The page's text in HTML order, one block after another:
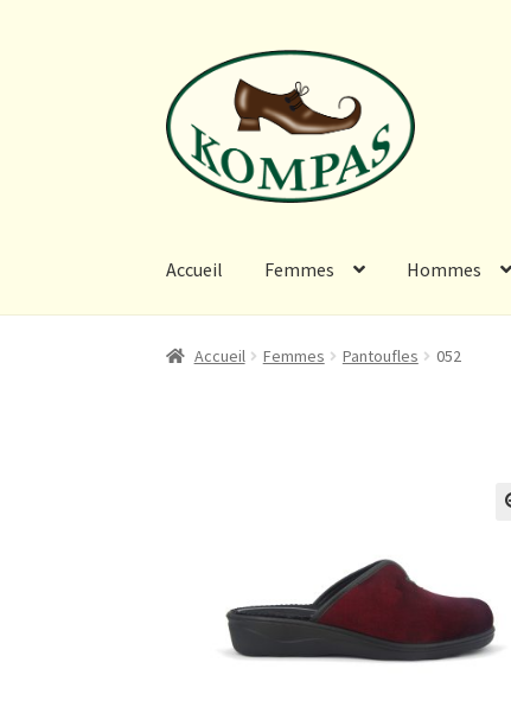
à
la
navigation
au
contenu
Accueil Femmes Hommes
Accueil Panier Rendez-vous DamesHommes
Accueil Femmes Pantoufles 052